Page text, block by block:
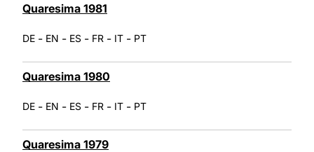
Quaresima 1981
DE - EN - ES - FR - IT - PT
Quaresima 1980
DE - EN - ES - FR - IT - PT
Quaresima 1979